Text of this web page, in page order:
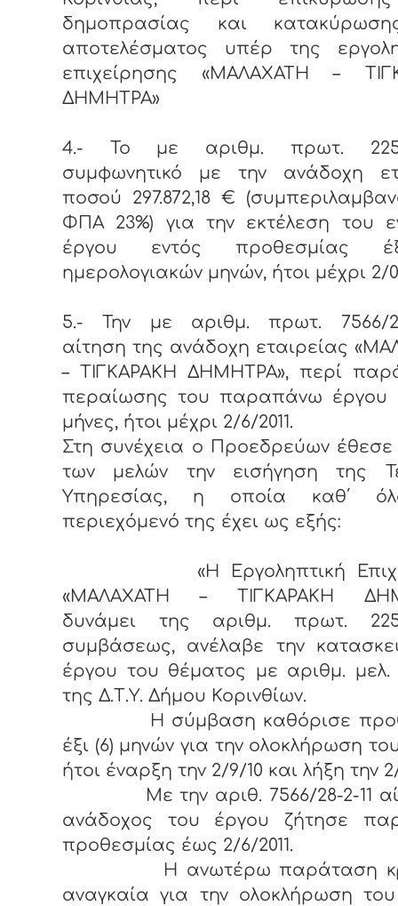
δημοπρασίας και
αποτελέσματος υπέρ της
επιχείρησης «ΜΑΛΑΧΑΤΗ –
ΔΗΜΗΤΡΑ»
4.- Το με αριθμ. πρωτ.
συμφωνητικό με την ανάδοχη
ποσού 297.872,18 €
ΦΠΑ 23%) για την εκτέλεση του
έργου εντός προθεσμίας
ημερολογιακών μηνών, ήτοι μέχρι 2/
5.- Την με αριθμ. πρωτ. 7566/28-
αίτηση της ανάδοχη εταιρείας
– ΤΙΓΚΑΡΑΚΗ ΔΗΜΗΤΡΑ», περί
περαίωσης του παραπάνω έργου
μήνες, ήτοι μέχρι 2/6/2011.
Στη συνέχεια ο Προεδρεύων
των μελών την εισήγηση της
Υπηρεσίας, η οποία καθ΄
περιεχόμενό της έχει ως εξής:
«Η Εργοληπτική
«ΜΑΛΑΧΑΤΗ – ΤΙΓΚΑΡΑΚΗ
δυνάμει της αριθμ. πρωτ.
συμβάσεως, ανέλαβε την
έργου του θέματος με αριθμ. μελ.
της Δ.Τ.Υ. Δήμου Κορινθίων.
Η σύμβαση καθόρισε
έξι (6) μηνών για την ολοκλήρωση
ήτοι έναρξη την 2/9/10 και λήξη την
Με την αριθ. 7566/28-2-11
ανάδοχος του έργου ζήτησε
προθεσμίας έως 2/6/2011.
Η ανωτέρω παράταση
αναγκαία για την ολοκλήρωση